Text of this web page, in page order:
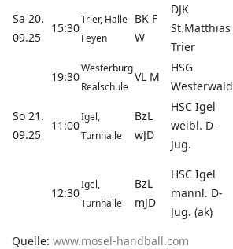
Sa 20.
09.25
15:30
Trier, Halle
Feyen
BK F
W
DJK
St.Matthias
Trier
19:30
Westerburg
Realschule
VL M
HSG
Westerwald
So 21.
09.25
11:00
Igel,
Turnhalle
BzL
wJD
HSC Igel
weibl. D-
Jug.
12:30
Igel,
Turnhalle
BzL
mJD
HSC Igel
männl. D-
Jug. (ak)
Quelle: www.mosel-handball.com